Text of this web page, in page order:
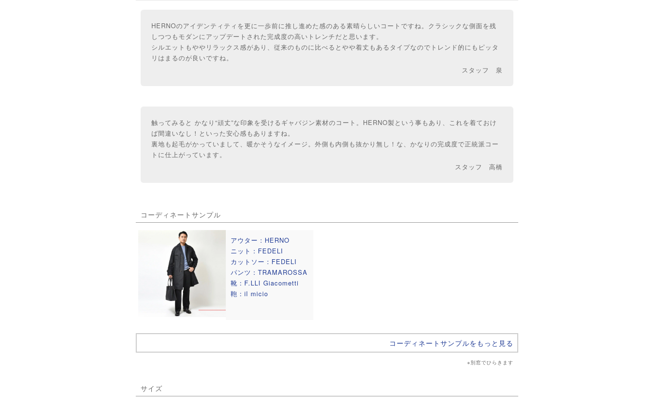
HERNOのアイデンティティを更に一歩前に推し進めた感のある素晴らしいコートですね。クラシックな側面を残
しつつもモダンにアップデートされた完成度の高いトレンチだと思います。
シルエットもややリラックス感があり、従来のものに比べるとやや着丈もあるタイプなのでトレンド的にもピッタ
リはまるのが良いですね。
スタッフ 泉
触ってみると かなり“頑丈”な印象を受けるギャバジン素材のコート。HERNO製という事もあり、これを着ておけ
ば間違いなし！といった安心感もありますね。
裏地も起毛がかっていまして、暖かそうなイメージ。外側も内側も抜かり無し！な、かなりの完成度で正統派コー
トに仕上がっています。
スタッフ 高橋
コーディネートサンプル
アウター：HERNO
ニット：FEDELI
カットソー：FEDELI
パンツ：TRAMAROSSA
靴：F.LLI Giacometti
鞄：il micio
コーディネートサンプルをもっと見る
※別窓でひらきます
サイズ